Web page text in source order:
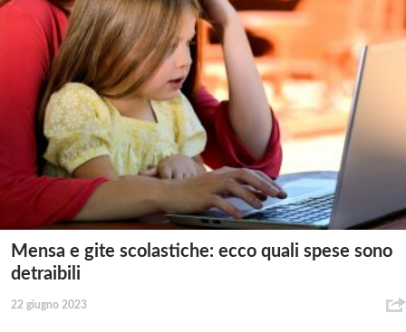
Mensa e gite scolastiche: ecco quali spese sono
detraibili
22 giugno 2023